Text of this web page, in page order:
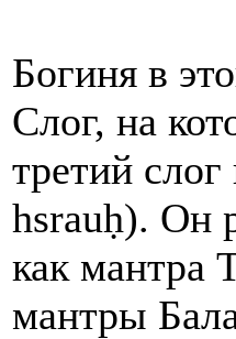
Богиня в
Слог, на
третий
hsrauḥ). Он
как мантра
мантры